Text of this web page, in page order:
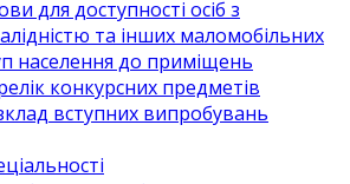
для доступності осіб з
та інших маломобільних
населення до приміщень
конкурсних предметів
вступних випробувань